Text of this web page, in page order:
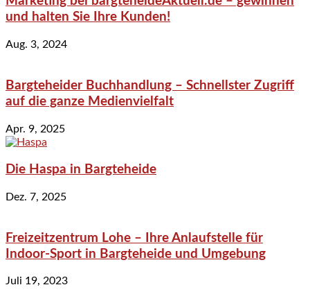
und halten Sie Ihre Kunden!
Aug. 3, 2024
Bargteheider Buchhandlung – Schnellster Zugriff
auf die ganze Medienvielfalt
Apr. 9, 2025
Die Haspa in Bargteheide
Dez. 7, 2025
Freizeitzentrum Lohe – Ihre Anlaufstelle für
Indoor-Sport in Bargteheide und Umgebung
Juli 19, 2023